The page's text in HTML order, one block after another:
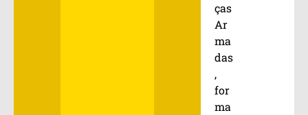
ças
Ar
ma
das
,
for
ma